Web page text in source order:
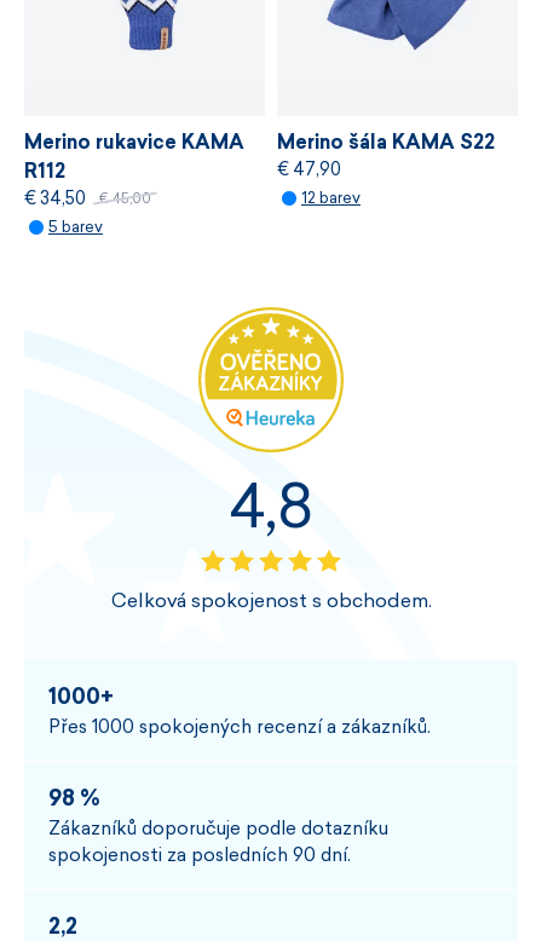
Merino rukavice KAMA
R112
€ 34,50 € 45,00
5 barev
Merino šála KAMA S22
€ 47,90
12 barev
4,8
Celková spokojenost s obchodem.
1000+
Přes 1000 spokojených recenzí a zákazníků.
98 %
Zákazníků doporučuje podle dotazníku
spokojenosti za posledních 90 dní.
2,2